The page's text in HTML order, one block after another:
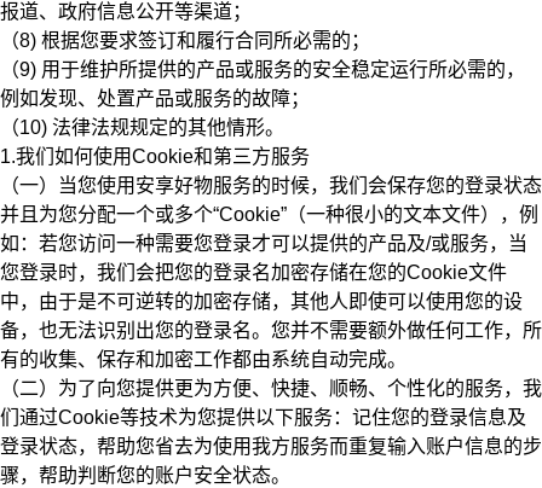
报道、政府信息公开等渠道；
（8) 根据您要求签订和履行合同所必需的；
（9) 用于维护所提供的产品或服务的安全稳定运行所必需的，
例如发现、处置产品或服务的故障；
（10) 法律法规规定的其他情形。
1.我们如何使用Cookie和第三方服务
（一）当您使用安享好物服务的时候，我们会保存您的登录状态
并且为您分配一个或多个“Cookie”（一种很小的文本文件），例
如：若您访问一种需要您登录才可以提供的产品及/或服务，当
您登录时，我们会把您的登录名加密存储在您的Cookie文件
中，由于是不可逆转的加密存储，其他人即使可以使用您的设
备，也无法识别出您的登录名。您并不需要额外做任何工作，所
有的收集、保存和加密工作都由系统自动完成。
（二）为了向您提供更为方便、快捷、顺畅、个性化的服务，我
们通过Cookie等技术为您提供以下服务：记住您的登录信息及
登录状态，帮助您省去为使用我方服务而重复输入账户信息的步
骤，帮助判断您的账户安全状态。